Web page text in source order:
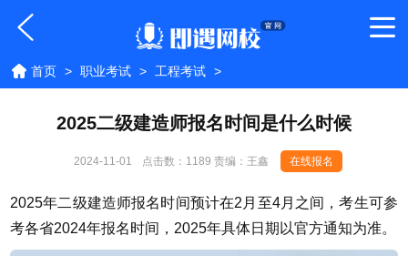
首页 > 职业考试 > 工程考试 >
2025二级建造师报名时间是什么时候
2024-11-01 点击数： 1189 责编：王鑫 在线报名
2025年二级建造师报名时间预计在2月至4月之间，考生可参
考各省2024年报名时间，2025年具体日期以官方通知为准。